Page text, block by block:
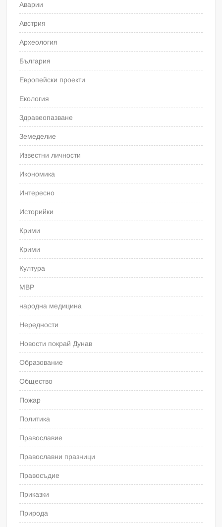
Аварии
Австрия
Археология
България
Европейски проекти
Екология
Здравеопазване
Земеделие
Известни личности
Икономика
Интересно
Историйки
Крими
Крими
Култура
МВР
народна медицина
Нередности
Новости покрай Дунав
Образование
Общество
Пожар
Политика
Православие
Православни празници
Правосъдие
Приказки
Природа